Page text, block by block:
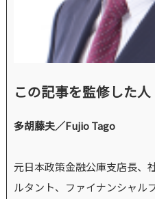
この記事を監修した人
多胡藤夫／Fujio Tago
元日本政策金融公庫支店長、
ルタント、ファイナンシャル